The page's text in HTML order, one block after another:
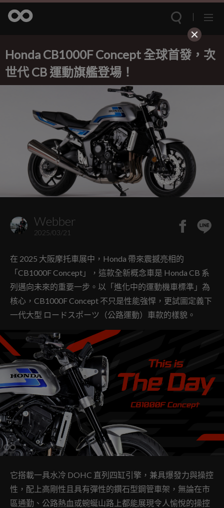
Honda CB1000F Concept 全球首發，次
世代 CB 運動旗艦登場！
Webber
2025/03/21
在 2025 大阪摩托車展中，Honda 帶來震撼亮相的
「CB1000F Concept」，這款全新概念車是 Honda CB 系
列邁向未來的重要一步。以「進化中的運動機車標準」為
核心，CB1000F Concept 不只是性能強悍，更試圖定義下
一代大型 ロードスポーツ（公路運動）車款的樣貌。
它搭載一具水冷 DOHC 直列四缸引擎，兼具爆發力與操控
性，配上高剛性且具有彈性的鑽石型鋼管車架，無論在市
區通勤、公路熱血或蜿蜒山路上都能展現令人愉悅的操控